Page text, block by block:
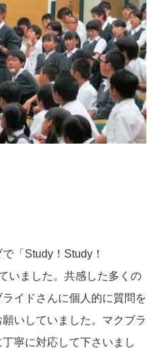
「 Study！ Study！
いました。共感した多くの
イドさんに個人的に質問を
いしていました。マクブラ
寧に対応して下さいまし